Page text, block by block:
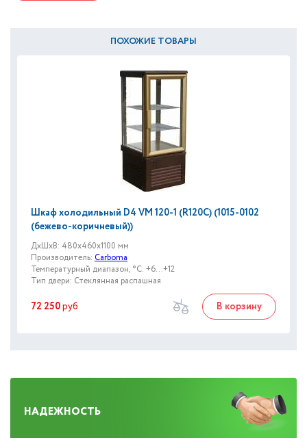
ПОХОЖИЕ ТОВАРЫ
Шкаф холодильный D4 VM 120-1 (R120C) (1015-0102
(бежево-коричневый))
ДxШxВ: 480x460x1100 мм
Производитель: Carboma
Температурный диапазон, °C: +6...+12
Тип двери: Стеклянная распашная
72 250руб В корзину
НАДЕЖНОСТЬ